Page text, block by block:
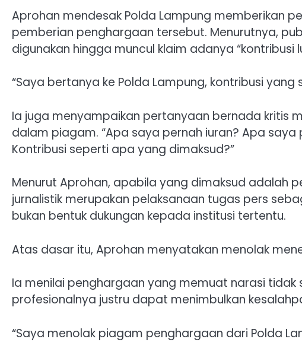
Aprohan mendesak Polda Lampung memberikan
pemberian penghargaan tersebut. Menurutnya,
digunakan hingga muncul klaim adanya “kontribusi
“Saya bertanya ke Polda Lampung, kontribusi
Ia juga menyampaikan pertanyaan bernada kritis
dalam piagam. “Apa saya pernah iuran? Apa
Kontribusi seperti apa yang dimaksud?”
Menurut Aprohan, apabila yang dimaksud adalah
jurnalistik merupakan pelaksanaan tugas pers
bukan bentuk dukungan kepada institusi tertentu.
Atas dasar itu, Aprohan menyatakan menolak
Ia menilai penghargaan yang memuat narasi tidak
profesionalnya justru dapat menimbulkan
“Saya menolak piagam penghargaan dari Polda